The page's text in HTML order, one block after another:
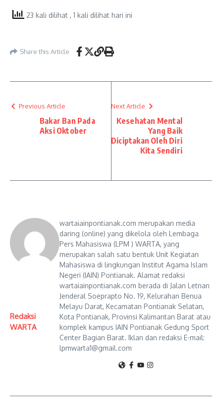
23 kali dilihat , 1 kali dilihat hari ini
Share this Article
Previous Article
Bakar Ban Pada
Aksi Oktober
Next Article
Kesehatan Mental
Yang Baik
Diciptakan Oleh Diri
Kita Sendiri
Redaksi
WARTA
wartaiainpontianak.com merupakan media
daring (online) yang dikelola oleh Lembaga
Pers Mahasiswa (LPM ) WARTA, yang
merupakan salah satu bentuk Unit Kegiatan
Mahasiswa di lingkungan Institut Agama Islam
Negeri (IAIN) Pontianak. Alamat redaksi
wartaiainpontianak.com berada di Jalan Letnan
Jenderal Soeprapto No. 19, Kelurahan Benua
Melayu Darat, Kecamatan Pontianak Selatan,
Kota Pontianak, Provinsi Kalimantan Barat atau
komplek kampus IAIN Pontianak Gedung Sport
Center Bagian Barat. Iklan dan redaksi E-mail:
lpmwarta1@gmail.com